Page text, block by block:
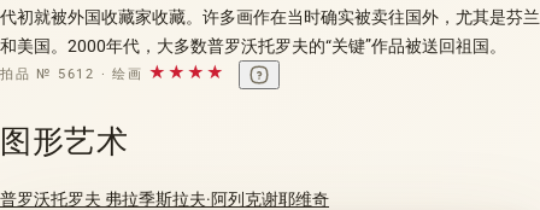
代初就被外国收藏家收藏。许多画作在当时确实被卖往国外，尤其是芬兰
和美国。2000年代，大多数普罗沃托罗夫的“关键”作品被送回祖国。
拍品 № 5612 · 绘画 ★★★★
图形艺术
普罗沃托罗夫 弗拉季斯拉夫·阿列克谢耶维奇